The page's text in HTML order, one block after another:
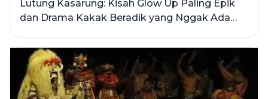
Lutung Kasarung: Kisah Glow Up Paling Epik
dan Drama Kakak Beradik yang Nggak Ada